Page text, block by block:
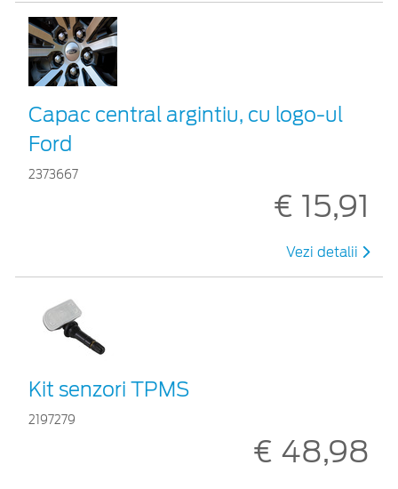
Capac central argintiu, cu logo-ul
Ford
2373667
€ 15,91
Vezi detalii
Kit senzori TPMS
2197279
€ 48,98